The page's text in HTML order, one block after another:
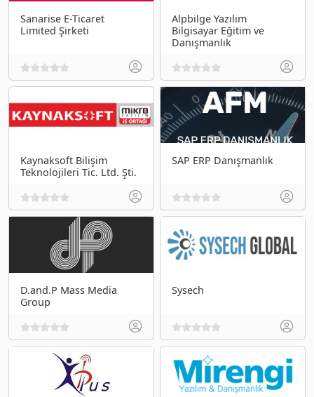
Sanarise E-Ticaret
Limited Şirketi
Alpbilge Yazılım
Bilgisayar Eğitim ve
Danışmanlık
Kaynaksoft Bilişim
Teknolojileri Tic. Ltd. Şti.
SAP ERP Danışmanlık
D.and.P Mass Media
Group
Sysech